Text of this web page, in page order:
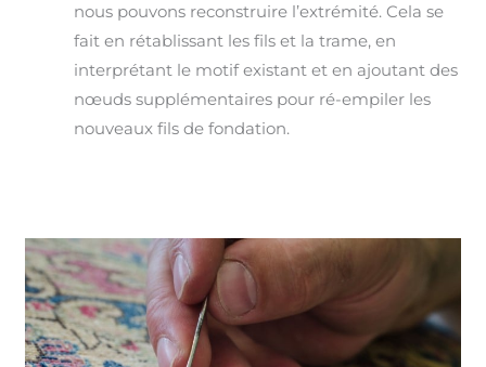
nous pouvons reconstruire l’extrémité. Cela se
fait en rétablissant les fils et la trame, en
interprétant le motif existant et en ajoutant des
nœuds supplémentaires pour ré-empiler les
nouveaux fils de fondation.